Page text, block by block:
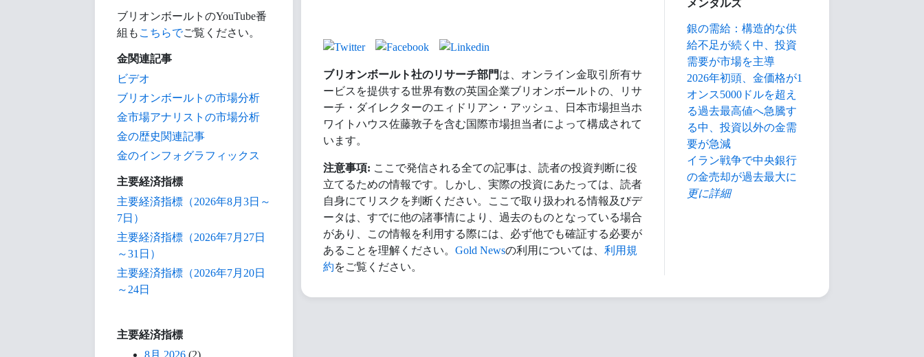
ブリオンボールトのYouTube番
組も こちらでご覧ください。
金関連記事
ビデオ
ブリオンボールトの市場分析
金市場アナリストの市場分析
金の歴史関連記事
金のインフォグラフィックス
主要経済指標
主要経済指標（2026年8月3日～
7日）
主要経済指標（2026年7月27日
～31日）
主要経済指標（2026年7月20日
～24日
主要経済指標
8月 2026 (2)
ブリオンボールト社のリサーチ部門は、オンライン金取引所有サ
ービスを提供する世界有数の英国企業ブリオンボールトの、リサ
ーチ・ダイレクターのエィドリアン・アッシュ、日本市場担当ホ
ワイトハウス佐藤敦子を含む国際市場担当者によって構成されて
います。
注意事項: ここで発信される全ての記事は、読者の投資判断に役
立てるための情報です。しかし、実際の投資にあたっては、読者
自身にてリスクを判断ください。ここで取り扱われる情報及びデ
ータは、すでに他の諸事情により、過去のものとなっている場合
があり、この情報を利用する際には、必ず他でも確証する必要が
あることを理解ください。 Gold Newsの利用については、 利用規
約をご覧ください。
メンタルズ
銀の需給：構造的な供
給不足が続く中、投資
需要が市場を主導
2026年初頭、金価格が1
オンス5000ドルを超え
る過去最高値へ急騰す
る中、投資以外の金需
要が急減
イラン戦争で中央銀行
の金売却が過去最大に
更に詳細